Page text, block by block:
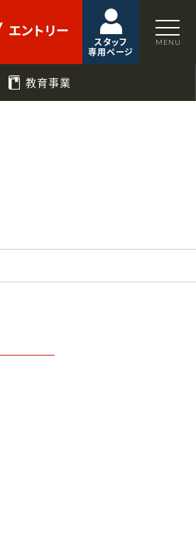
エントリー
スタッフ
専用ページ
教育事業